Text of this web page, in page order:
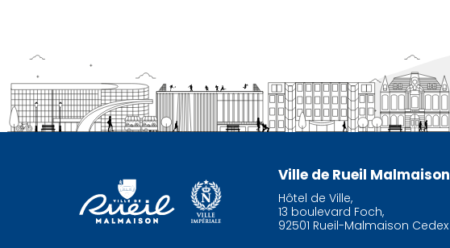
Ville de Rueil Malmaison
Hôtel de Ville,
13 boulevard Foch,
92501 Rueil-Malmaison Cedex